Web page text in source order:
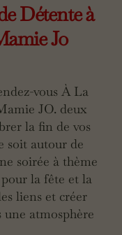
Détente à
Jo
vous À La
JO. deux
la fin de vos
soit autour de
soirée à thème
la fête et la
liens et créer
une atmosphère